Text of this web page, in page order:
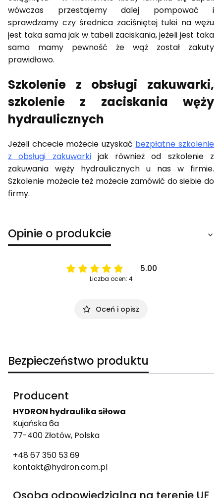
wówczas przestajemy dalej pompować i
sprawdzamy czy średnica zaciśniętej tulei na wężu
jest taka sama jak w tabeli zaciskania, jeżeli jest taka
sama mamy pewność że wąż został zakuty
prawidłowo.
Szkolenie z obsługi zakuwarki,
szkolenie z zaciskania węży
hydraulicznych
Jeżeli chcecie możecie uzyskać bezpłatne szkolenie
z obsługi zakuwarkijak również od szkolenie z
zakuwania węży hydraulicznych u nas w firmie.
Szkolenie możecie też możecie zamówić do siebie do
firmy.
Opinie o produkcie
5.00
Liczba ocen: 4
Oceń i opisz
Bezpieczeństwo produktu
Producent
HYDRON hydraulika siłowa
Kujańska 6a
77-400 Złotów, Polska
+48 67 350 53 69
kontakt@hydron.com.pl